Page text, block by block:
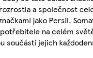
a společnost
jako Persil,
na celém
součástí jejich